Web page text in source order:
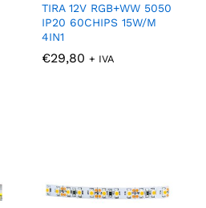
TIRA 12V RGB+WW 5050
IP20 60CHIPS 15W/M
4IN1
€29,80 + IVA
€29,80